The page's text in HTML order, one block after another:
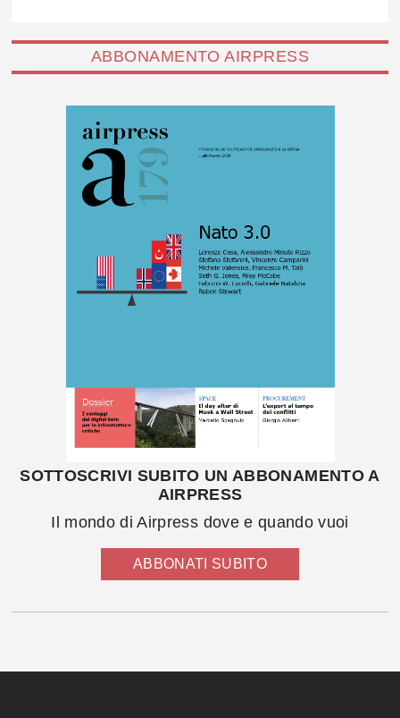
ABBONAMENTO AIRPRESS
SOTTOSCRIVI SUBITO UN ABBONAMENTO A
AIRPRESS
Il mondo di Airpress dove e quando vuoi
ABBONATI SUBITO